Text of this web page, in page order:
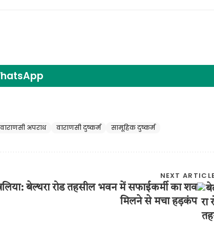
वाराणसी अपराध वाराणसी दुष्कर्म सामूहिक दुष्कर्म
NEXT
बेल्थरा रोड तहसील भवन में सफाईकर्मी का शव
मिलने से मचा हड़कंप